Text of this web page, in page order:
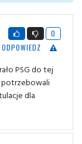
0
ODPOWIEDZ
PSG do tej
potrzebowali
dla